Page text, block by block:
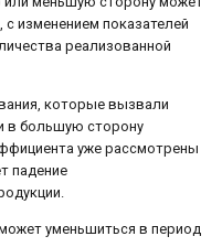
изменением показателей
реализованной
которые вызвали
в большую сторону
уже рассмотрены
падение
уменьшиться в период